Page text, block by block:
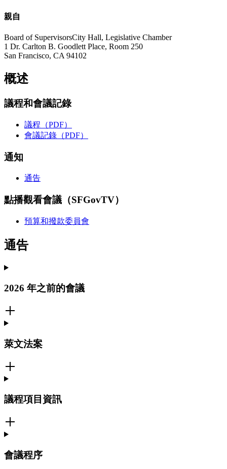
親自
Board of SupervisorsCity Hall, Legislative Chamber
1 Dr. Carlton B. Goodlett Place, Room 250
San Francisco, CA 94102
概述
議程和會議記錄
議程（PDF）
會議記錄（PDF）
通知
通告
點播觀看會議（SFGovTV）
預算和撥款委員會
通告
2026 年之前的會議
萊文法案
議程項目資訊
會議程序